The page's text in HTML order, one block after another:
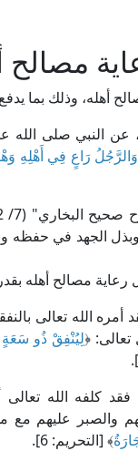
مصالح
أهله، وذلك بما
النبي صلى الله
رَاعٍ فِي أَهْلِهِ
الجهد في حفظه
رعاية مصالح أهله
أمره الله تعالى
﴿لِيُنْفِقْ ذُو سَعَةٍ
كلفه الله
والصبر عليهم مع
﴾ [التحريم: 6].